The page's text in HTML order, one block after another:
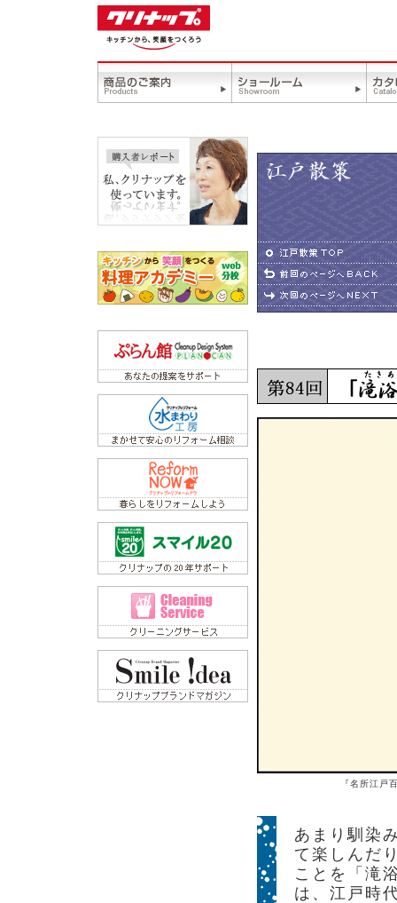
『名所江戸
あまり馴染
て楽しんだ
ことを「滝
は、江戸時